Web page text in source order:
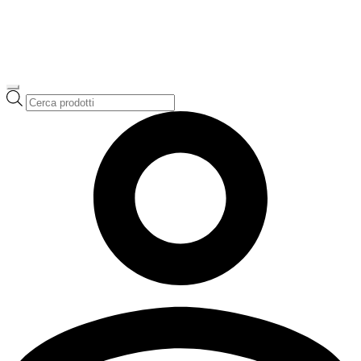
Ricerca
prodotti